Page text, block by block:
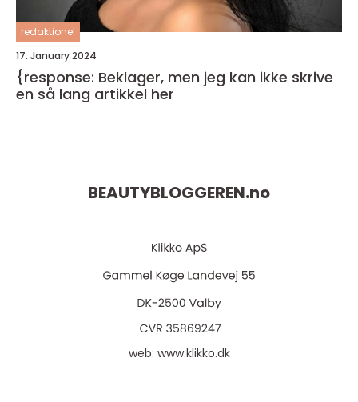
redaktionel
17. January 2024
{response: Beklager, men jeg kan ikke skrive
en så lang artikkel her
BEAUTYBLOGGEREN.no
web: www.klikko.dk